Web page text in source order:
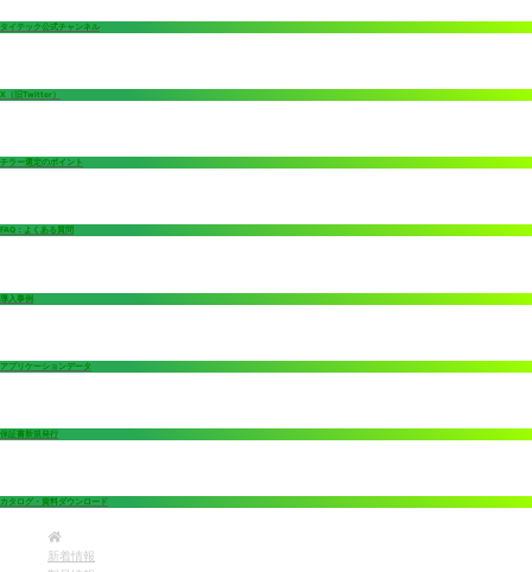
タイテック公式チャンネル
X（旧Twitter）
チラー選定のポイント
FAQ：よくある質問
導入事例
アプリケーションデータ
保証書新規発行
カタログ・資料ダウンロード
新着情報